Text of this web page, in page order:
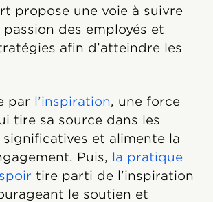
propose une voie à suivre
des employés et
afin d’atteindre les
par l’inspiration, une force
tire sa source dans les
et alimente la
Puis, la pratique
tire parti de l’inspiration
le soutien et